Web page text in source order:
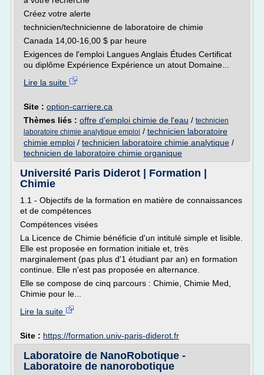
Créez votre alerte
technicien/technicienne de laboratoire de chimie
Canada 14,00-16,00 $ par heure
Exigences de l'emploi Langues Anglais Études Certificat
ou diplôme Expérience Expérience un atout Domaine...
Lire la suite
Site : option-carriere.ca
Thèmes liés : offre d'emploi chimie de l'eau / technicien
laboratoire chimie analytique emploi / technicien laboratoire
chimie emploi / technicien laboratoire chimie analytique /
technicien de laboratoire chimie organique
Université Paris Diderot | Formation |
Chimie
1.1 - Objectifs de la formation en matière de connaissances
et de compétences
Compétences visées
La Licence de Chimie bénéficie d'un intitulé simple et lisible.
Elle est proposée en formation initiale et, très
marginalement (pas plus d'1 étudiant par an) en formation
continue. Elle n'est pas proposée en alternance.
Elle se compose de cinq parcours : Chimie, Chimie Med,
Chimie pour le...
Lire la suite
Site : https://formation.univ-paris-diderot.fr
Laboratoire de NanoRobotique -
Laboratoire de nanorobotique